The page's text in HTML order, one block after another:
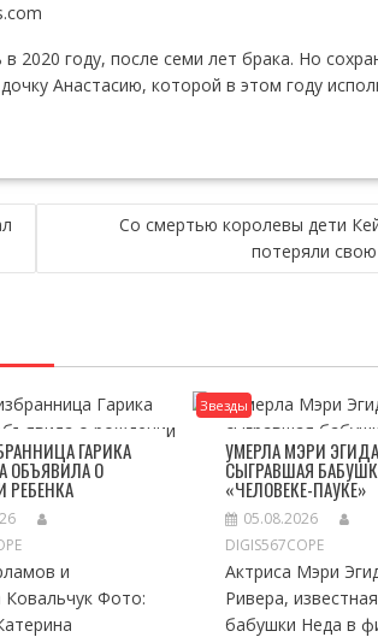
2020 году, после семи лет брака. Но
Анастасию, которой в этом году
Со смертью королевы дети
потеряли
ГАРИКА
ОБЪЯВИЛА О
РЕБЕНКА
и
Ковальчук Фото:
Звезды
УМЕРЛА МЭРИ
СЫГРАВШАЯ
«ЧЕЛОВЕКЕ-ПАУКЕ»
05.08.2026
DIGIS567COPE
Актриса Мэри
Ривера,
бабушки Неда в